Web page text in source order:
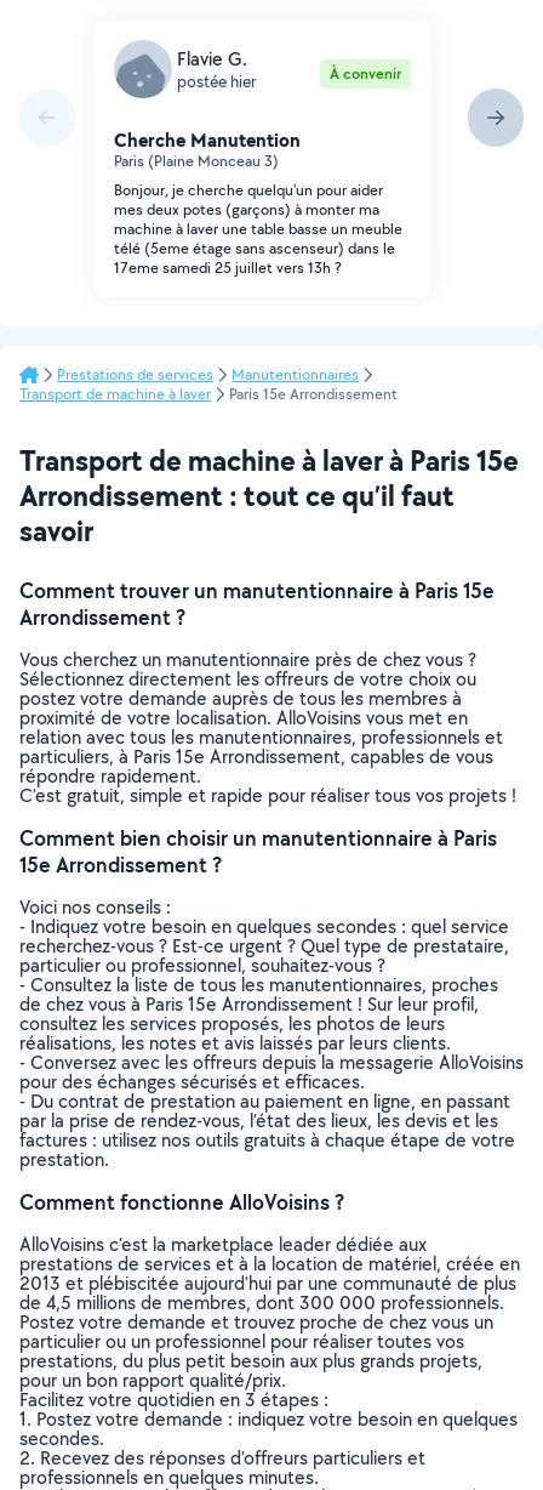
Flavie G.
postée hier À convenir
Cherche Manutention
Paris (Plaine Monceau 3)
Bonjour, je cherche quelqu'un pour aider
mes deux potes (garçons) à monter ma
machine à laver une table basse un meuble
télé (5eme étage sans ascenseur) dans le
17eme samedi 25 juillet vers 13h ?
Prestations de services
Manutentionnaires
Transport de machine à laver
Paris 15e Arrondissement
Transport de machine à laver à Paris 15e
Arrondissement : tout ce qu’il faut
savoir
Comment trouver un manutentionnaire à Paris 15e
Arrondissement ?
Vous cherchez un manutentionnaire près de chez vous ?
Sélectionnez directement les offreurs de votre choix ou
postez votre demande auprès de tous les membres à
proximité de votre localisation. AlloVoisins vous met en
relation avec tous les manutentionnaires, professionnels et
particuliers, à Paris 15e Arrondissement, capables de vous
répondre rapidement.
C’est gratuit, simple et rapide pour réaliser tous vos projets !
Comment bien choisir un manutentionnaire à Paris
15e Arrondissement ?
Voici nos conseils :
- Indiquez votre besoin en quelques secondes : quel service
recherchez-vous ? Est-ce urgent ? Quel type de prestataire,
particulier ou professionnel, souhaitez-vous ?
- Consultez la liste de tous les manutentionnaires, proches
de chez vous à Paris 15e Arrondissement ! Sur leur profil,
consultez les services proposés, les photos de leurs
réalisations, les notes et avis laissés par leurs clients.
- Conversez avec les offreurs depuis la messagerie AlloVoisins
pour des échanges sécurisés et efficaces.
- Du contrat de prestation au paiement en ligne, en passant
par la prise de rendez-vous, l’état des lieux, les devis et les
factures : utilisez nos outils gratuits à chaque étape de votre
prestation.
Comment fonctionne AlloVoisins ?
AlloVoisins c’est la marketplace leader dédiée aux
prestations de services et à la location de matériel, créée en
2013 et plébiscitée aujourd’hui par une communauté de plus
de 4,5 millions de membres, dont 300 000 professionnels.
Postez votre demande et trouvez proche de chez vous un
particulier ou un professionnel pour réaliser toutes vos
prestations, du plus petit besoin aux plus grands projets,
pour un bon rapport qualité/prix.
Facilitez votre quotidien en 3 étapes :
1. Postez votre demande : indiquez votre besoin en quelques
secondes.
2. Recevez des réponses d’offreurs particuliers et
professionnels en quelques minutes.